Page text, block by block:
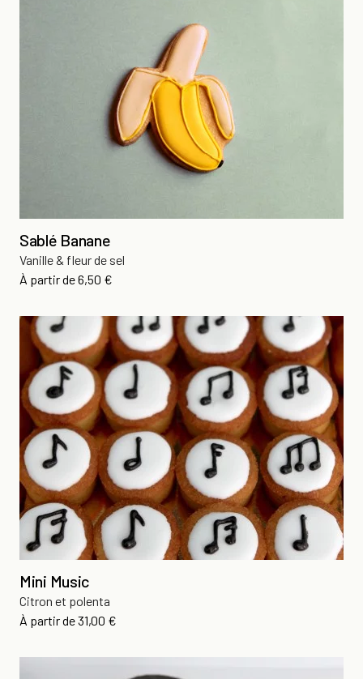
Sablé Banane
Vanille & fleur de sel
À partir dePrix
6,50 €
Mini Music
Citron et polenta
À partir dePrix
31,00 €